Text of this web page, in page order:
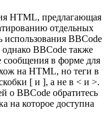
HTML, предлагающая
отдельных
использования BBCode
однако BBCode также
сообщения в форме для
на HTML, но теги в
[ и ], а не в < и >.
о BBCode обратитесь
на которое доступна